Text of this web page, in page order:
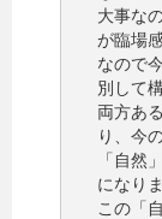
大事な
が臨場
なので
別して
両方あ
り、今
「自然
になりま
この「